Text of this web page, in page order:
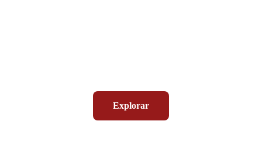
Explorar